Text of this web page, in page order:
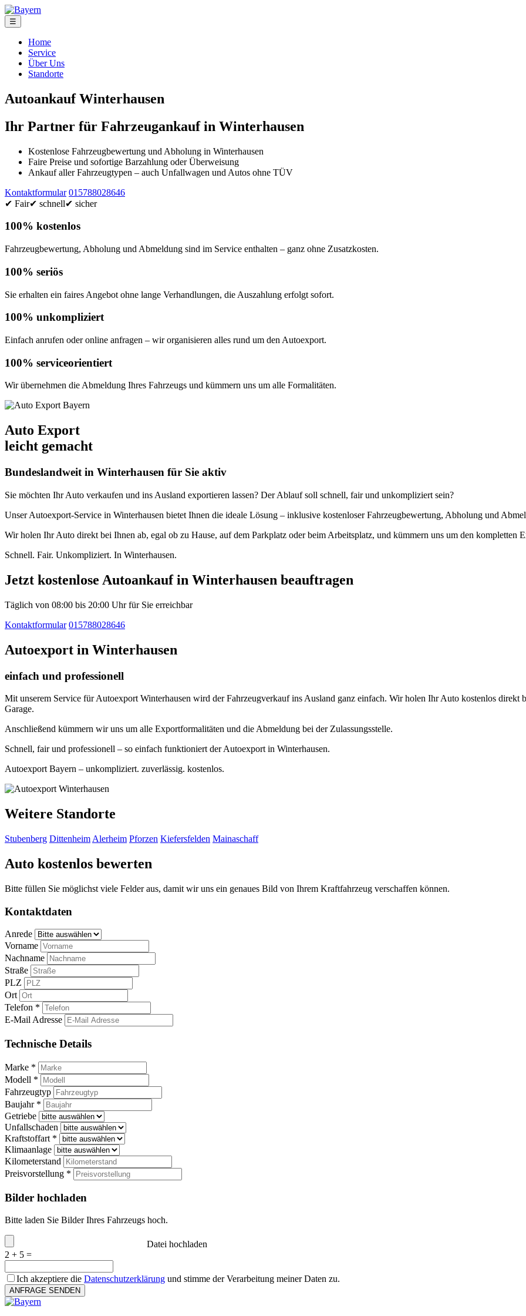
☰
Home
Service
Über Uns
Standorte
Autoankauf Winterhausen
Ihr Partner für Fahrzeugankauf in Winterhausen
Kostenlose Fahrzeugbewertung und Abholung in Winterhausen
Faire Preise und sofortige Barzahlung oder Überweisung
Ankauf aller Fahrzeugtypen – auch Unfallwagen und Autos ohne TÜV
Kontaktformular 015788028646
✔ Fair✔ schnell✔ sicher
100% kostenlos
Fahrzeugbewertung, Abholung und Abmeldung sind im Service enthalten – ganz ohne Zusatzkosten.
100% seriös
Sie erhalten ein faires Angebot ohne lange Verhandlungen, die Auszahlung erfolgt sofort.
100% unkompliziert
Einfach anrufen oder online anfragen – wir organisieren alles rund um den Autoexport.
100% serviceorientiert
Wir übernehmen die Abmeldung Ihres Fahrzeugs und kümmern uns um alle Formalitäten.
Auto Export
leicht gemacht
Bundeslandweit in Winterhausen für Sie aktiv
Sie möchten Ihr Auto verkaufen und ins Ausland exportieren lassen? Der Ablauf soll schnell, fair und unkompliziert sein?
Unser Autoexport-Service in Winterhausen bietet Ihnen die ideale Lösung – inklusive kostenloser Fahrzeugbewertung, Abholung und
Wir holen Ihr Auto direkt bei Ihnen ab, egal ob zu Hause, auf dem Parkplatz oder beim Arbeitsplatz, und kümmern uns um den kompletten
Schnell. Fair. Unkompliziert. In Winterhausen.
Jetzt kostenlose Autoankauf in Winterhausen beauftragen
Täglich von 08:00 bis 20:00 Uhr für Sie erreichbar
Kontaktformular 015788028646
Autoexport in Winterhausen
einfach und professionell
Mit unserem Service für Autoexport Winterhausen wird der Fahrzeugverkauf ins Ausland ganz einfach. Wir holen Ihr Auto kostenlos direkt
Garage.
Anschließend kümmern wir uns um alle Exportformalitäten und die Abmeldung bei der Zulassungsstelle.
Schnell, fair und professionell – so einfach funktioniert der Autoexport in Winterhausen.
Autoexport Bayern – unkompliziert. zuverlässig. kostenlos.
Weitere Standorte
Stubenberg Dittenheim Alerheim Pforzen Kiefersfelden Mainaschaff
Auto kostenlos bewerten
Bitte füllen Sie möglichst viele Felder aus, damit wir uns ein genaues Bild von Ihrem Kraftfahrzeug verschaffen können.
Kontaktdaten
Anrede
Vorname
Nachname
Straße
PLZ
Ort
Telefon *
E-Mail Adresse
Technische Details
Marke *
Modell *
Fahrzeugtyp
Baujahr *
Getriebe
Unfallschaden
Kraftstoffart *
Klimaanlage
Kilometerstand
Preisvorstellung *
Bilder hochladen
Bitte laden Sie Bilder Ihres Fahrzeugs hoch.
Datei hochladen
2 + 5 =
Ich akzeptiere die Datenschutzerklärung und stimme der Verarbeitung meiner Daten zu.
ANFRAGE SENDEN